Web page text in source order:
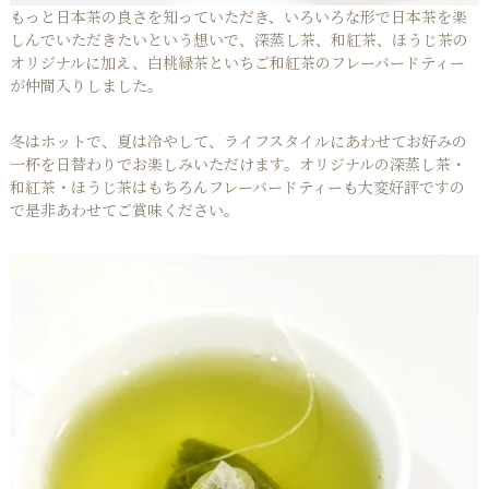
もっと日本茶の良さを知っていただき、いろいろな形で日本茶を楽
しんでいただきたいという想いで、深蒸し茶、和紅茶、ほうじ茶の
オリジナルに加え、白桃緑茶といちご和紅茶のフレーバードティー
が仲間入りしました。
冬はホットで、夏は冷やして、ライフスタイルにあわせてお好みの
一杯を日替わりでお楽しみいただけます。オリジナルの深蒸し茶・
和紅茶・ほうじ茶はもちろんフレーバードティーも大変好評ですの
で是非あわせてご賞味ください。